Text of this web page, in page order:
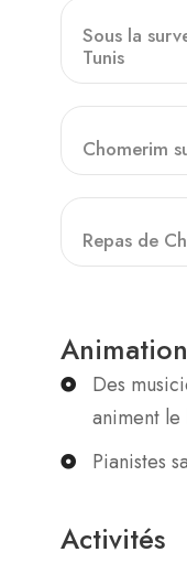
Sous la
Tunis
Chomerim
Repas de
Des
animent le
Pianistes
Activités